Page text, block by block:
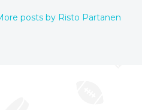
posts by Risto Partanen